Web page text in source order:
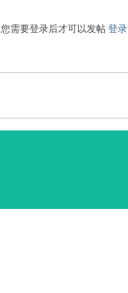
您需要登录后才可以发帖 登录